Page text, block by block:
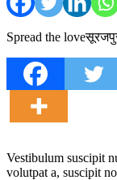
Spread the
Vestibulum suscipit
volutpat a, suscipit